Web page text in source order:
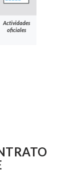
Actividades
oficiales